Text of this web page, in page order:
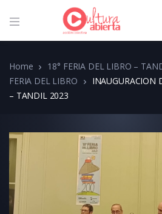
Home
18° FERIA DEL LIBRO –
FERIA DEL LIBRO
INAUGURACION
– TANDIL 2023